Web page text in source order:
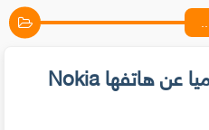
مايكروسوفت تعلن رسميا عن هاتفها Nokia